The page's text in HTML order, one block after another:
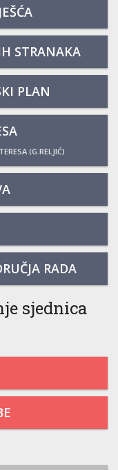
STRANAKA
PLAN
(G.RELJIĆ)
RADA
sjednica